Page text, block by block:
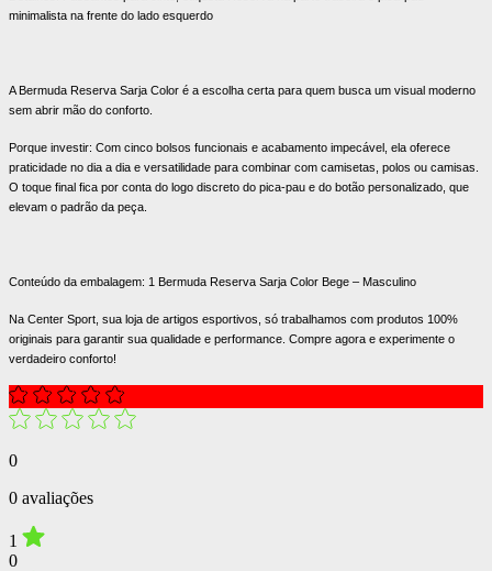
minimalista na frente do lado esquerdo
A Bermuda Reserva Sarja Color é a escolha certa para quem busca um visual moderno
sem abrir mão do conforto.
Porque investir: Com cinco bolsos funcionais e acabamento impecável, ela oferece
praticidade no dia a dia e versatilidade para combinar com camisetas, polos ou camisas.
O toque final fica por conta do logo discreto do pica-pau e do botão personalizado, que
elevam o padrão da peça.
Conteúdo da embalagem: 1 Bermuda Reserva Sarja Color Bege – Masculino
Na Center Sport, sua loja de artigos esportivos, só trabalhamos com produtos 100%
originais para garantir sua qualidade e performance. Compre agora e experimente o
verdadeiro conforto!
0
0 avaliações
1
0